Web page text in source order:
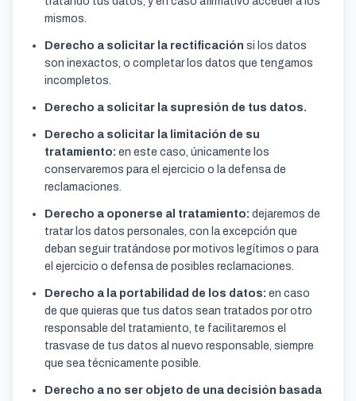
mismos.
Derecho a solicitar la rectificación si los datos
son inexactos, o completar los datos que tengamos
incompletos.
Derecho a solicitar la supresión de tus datos.
Derecho a solicitar la limitación de su
tratamiento: en este caso, únicamente los
conservaremos para el ejercicio o la defensa de
reclamaciones.
Derecho a oponerse al tratamiento: dejaremos de
tratar los datos personales, con la excepción que
deban seguir tratándose por motivos legítimos o para
el ejercicio o defensa de posibles reclamaciones.
Derecho a la portabilidad de los datos: en caso
de que quieras que tus datos sean tratados por otro
responsable del tratamiento, te facilitaremos el
trasvase de tus datos al nuevo responsable, siempre
que sea técnicamente posible.
Derecho a no ser objeto de una decisión basada